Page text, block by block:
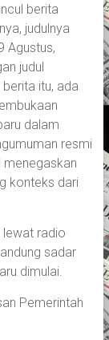
berita
judulnya
Agustus,
judul
itu, ada
dalam
resmi
menegaskan
konteks dari
lewat radio
sadar
dimulai.
Pemerintah